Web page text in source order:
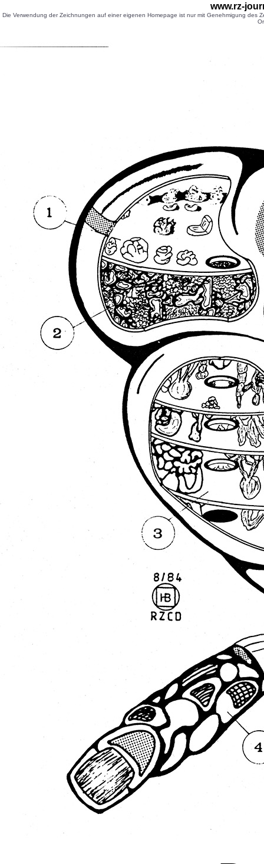
www.rz-
Die Verwendung der Zeichnungen auf einer eigenen Homepage ist nur mit Genehmigung